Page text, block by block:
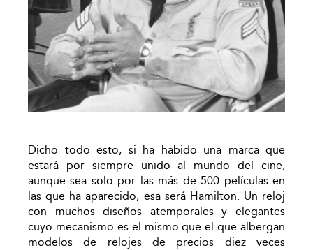
Dicho todo esto, si ha habido una marca que
estará por siempre unido al mundo del cine,
aunque sea solo por las más de 500 películas en
las que ha aparecido, esa será Hamilton. Un reloj
con muchos diseños atemporales y elegantes
cuyo mecanismo es el mismo que el que albergan
modelos de relojes de precios diez veces